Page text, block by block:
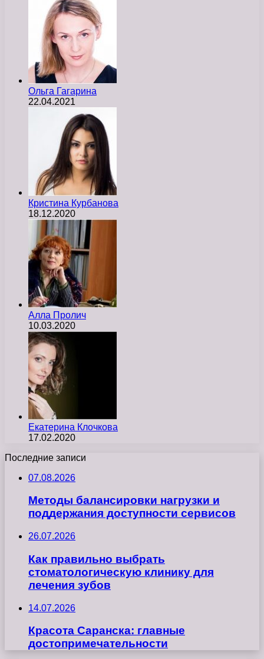
Ольга Гагарина
22.04.2021
Кристина Курбанова
18.12.2020
Алла Пролич
10.03.2020
Екатерина Клочкова
17.02.2020
Последние записи
07.08.2026
Методы балансировки нагрузки и
поддержания доступности сервисов
26.07.2026
Как правильно выбрать
стоматологическую клинику для
лечения зубов
14.07.2026
Красота Саранска: главные
достопримечательности